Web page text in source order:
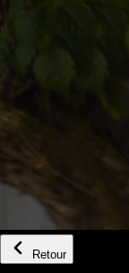
Retour